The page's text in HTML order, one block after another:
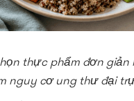
thực phẩm đơn giản
nguy cơ ung thư đại